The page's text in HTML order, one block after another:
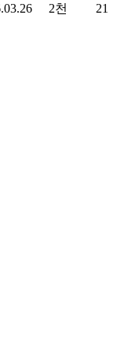
2천 21